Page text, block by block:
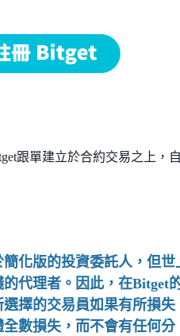
跟單建立於合約交易之上，
化版的投資委託人，但世
代理者。因此，在Bitget
擇的交易員如果有所損失
數損失，而不會有任何分